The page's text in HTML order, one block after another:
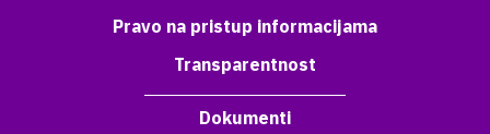
Pravo na pristup informacijama
Transparentnost
Dokumenti